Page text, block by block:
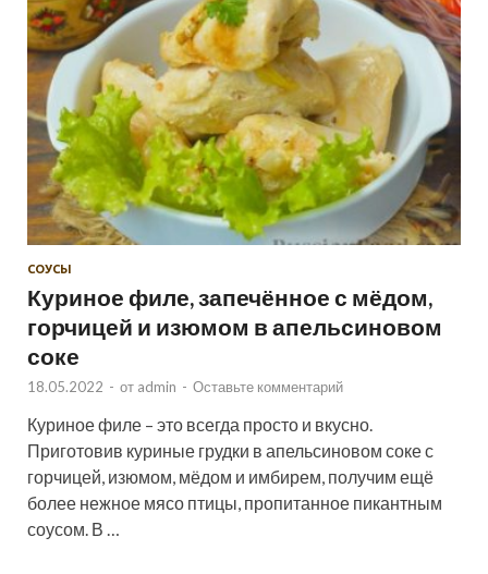
СОУСЫ
Куриное филе, запечённое с мёдом,
горчицей и изюмом в апельсиновом
соке
18.05.2022 - от admin - Оставьте комментарий
Куриное филе – это всегда просто и вкусно.
Приготовив куриные грудки в апельсиновом соке с
горчицей, изюмом, мёдом и имбирем, получим ещё
более нежное мясо птицы, пропитанное пикантным
соусом. В …